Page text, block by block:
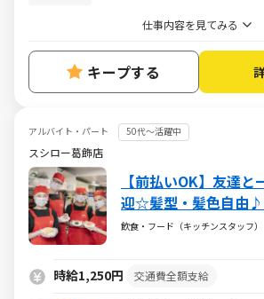
仕事内容を見てみる
キープする
アルバイト・パート 50代～活躍中
スシロー葛飾店
【前払いOK】友達
迎☆髪型・髪色自由♪
ごとに調整可能なので
時給UPなど嬉しい制
★
飲食・フード（キッチンスタッフ）
時給1,250円 交通費全額支給